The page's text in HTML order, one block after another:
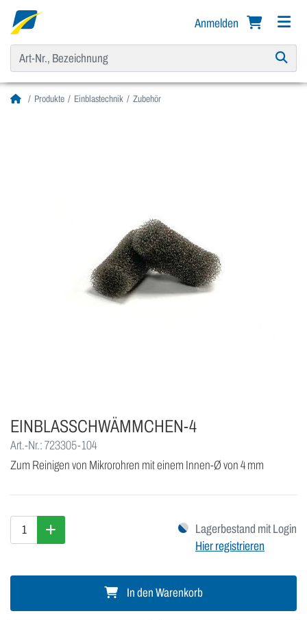
Anmelden
Produkte Einblastechnik Zubehör
EINBLASSCHWÄMMCHEN-4
Art.-Nr.: 723305-104
Zum Reinigen von Mikrorohren mit einem Innen-Ø von 4 mm
Lagerbestand mit Login
Hier registrieren
In den Warenkorb